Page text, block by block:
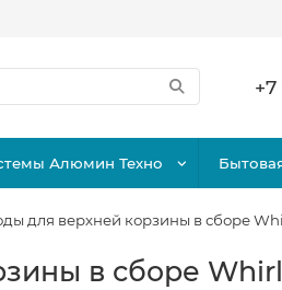
+7
Алюмин Техно
для верхней корзины в сборе
в сборе